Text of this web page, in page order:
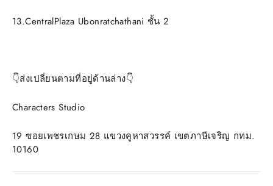
13.CentralPlaza Ubonratchathani ชั้น 2
👇ส่งเปลี่ยนตามที่อยู่ด้านล่าง👇
Characters Studio
19 ซอยเพชรเกษม 28 แขวงคูหาสวรรค์ เขตภาษีเจริญ กทม.
10160